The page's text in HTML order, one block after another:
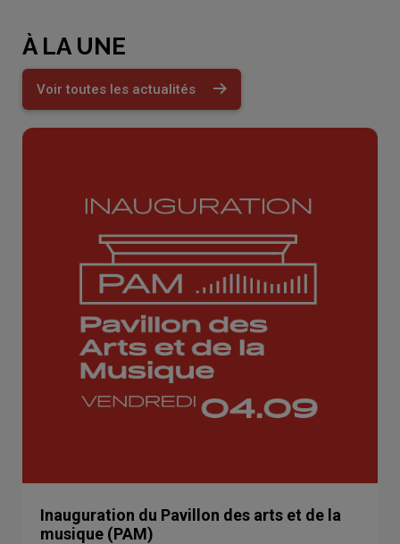
À LA UNE
Voir toutes les actualités
Inauguration du Pavillon des arts et de la
musique (PAM)